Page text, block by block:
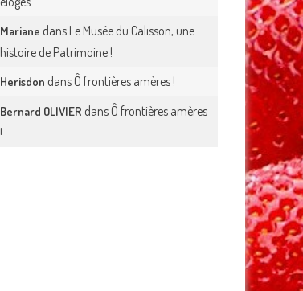
Mariane dans Le Musée du Calisson, une
histoire de Patrimoine !
Herisdon dans Ô frontières amères !
Bernard OLIVIER dans Ô frontières amères
!